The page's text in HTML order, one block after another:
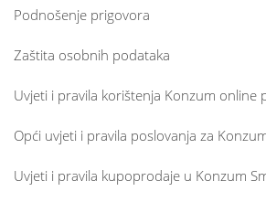
Podnošenje prigovora
Zaštita osobnih podataka
Uvjeti i pravila korištenja Konzum online
Opći uvjeti i pravila poslovanja za
Uvjeti i pravila kupoprodaje u Konzum